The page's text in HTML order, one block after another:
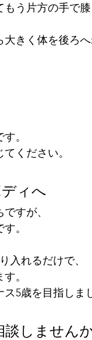
もう片方の手で
きく体を後ろ
。
ください。
ィへ
すが、
。
入れるだけで、
。
5歳を目指しま
談しません